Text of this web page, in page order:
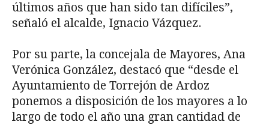
últimos años que han sido tan difíciles”,
señaló el alcalde, Ignacio Vázquez.
Por su parte, la concejala de Mayores, Ana
Verónica González, destacó que “desde el
Ayuntamiento de Torrejón de Ardoz
ponemos a disposición de los mayores a lo
largo de todo el año una gran cantidad de